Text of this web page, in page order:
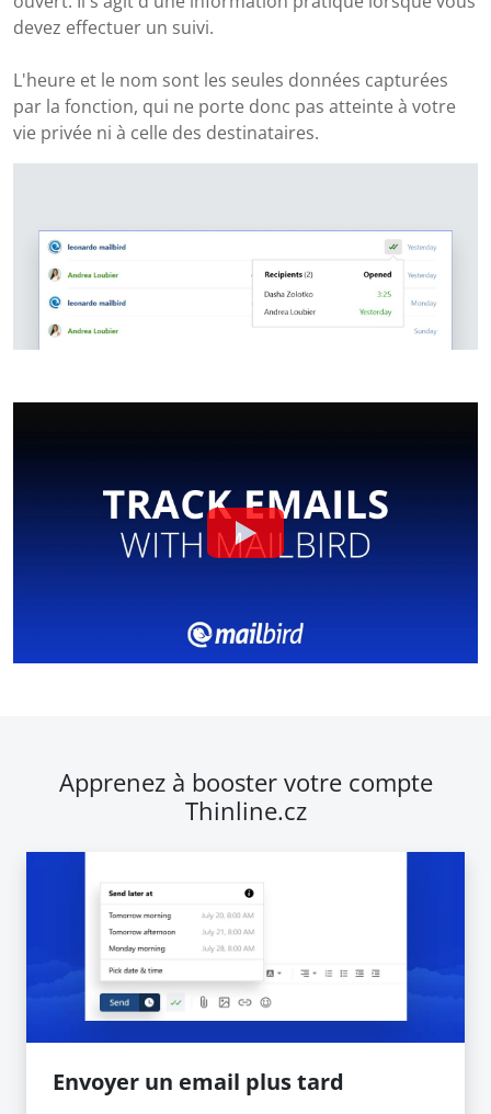
devez effectuer un suivi.
L'heure et le nom sont les seules données capturées
par la fonction, qui ne porte donc pas atteinte à votre
vie privée ni à celle des destinataires.
Apprenez à booster votre compte
Thinline.cz
Envoyer un email plus tard